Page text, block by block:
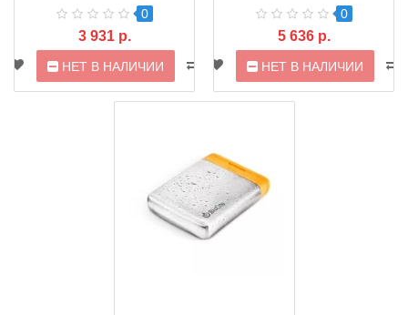
0
3 931 р.
НЕТ В НАЛИЧИИ
0
5 636 р.
НЕТ В НАЛИЧИИ